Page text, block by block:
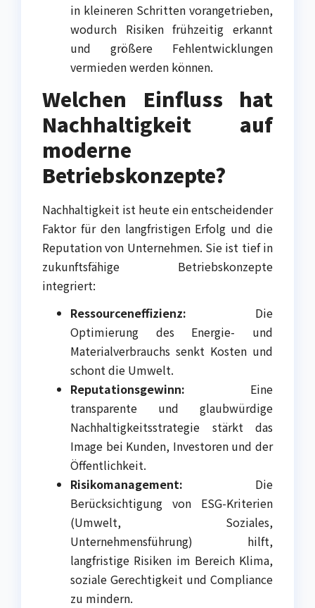
in kleineren Schritten vorangetrieben,
wodurch Risiken frühzeitig erkannt
und größere Fehlentwicklungen
vermieden werden können.
Welchen Einfluss hat
Nachhaltigkeit auf
moderne
Betriebskonzepte?
Nachhaltigkeit ist heute ein entscheidender
Faktor für den langfristigen Erfolg und die
Reputation von Unternehmen. Sie ist tief in
zukunftsfähige Betriebskonzepte
integriert:
Ressourceneffizienz: Die
Optimierung des Energie- und
Materialverbrauchs senkt Kosten und
schont die Umwelt.
Reputationsgewinn: Eine
transparente und glaubwürdige
Nachhaltigkeitsstrategie stärkt das
Image bei Kunden, Investoren und der
Öffentlichkeit.
Risikomanagement: Die
Berücksichtigung von ESG-Kriterien
(Umwelt, Soziales,
Unternehmensführung) hilft,
langfristige Risiken im Bereich Klima,
soziale Gerechtigkeit und Compliance
zu mindern.